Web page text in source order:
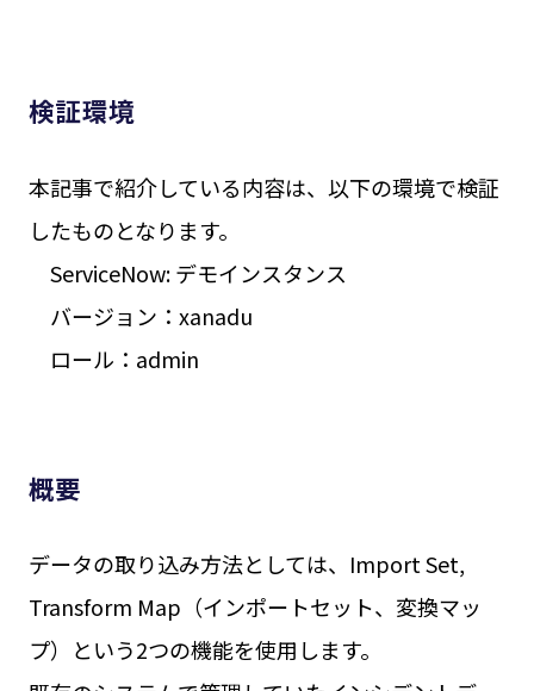
検証環境
本記事で紹介している内容は、以下の環境で検証
したものとなります。
ServiceNow: デモインスタンス
バージョン：xanadu
ロール：admin
概要
データの取り込み方法としては、 Import Set,
Transform Map（インポートセット、変換マッ
プ） という2つの機能を使用します。